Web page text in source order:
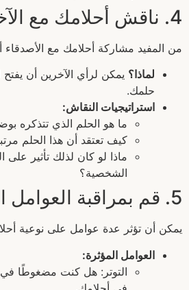
4. ناقش أحلامك مع الآخرين
من المفيد مشاركة أحلامك مع الأصدقاء
لماذا؟ يمكن لرأي الآخرين أن يفتح
حلمك.
استراتيجيات النقاش:
ما هو الحلم الذي تتذكره
كيف تعتقد أن هذا الحلم
ماذا لو كان لذلك تأثير على
الشخصية؟
5. قم بمراقبة العوامل المحيطة
يمكن أن تؤثر عدة عوامل على نوعية
العوامل المؤثرة:
التوتر: هل كنت مضغوطًا